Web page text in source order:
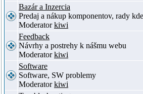
Bazár a Inzercia
Predaj a nákup komponentov, rady
Moderatorkiwi
Feedback
Návrhy a postrehy k nášmu webu
Moderatorkiwi
Software
Software, SW problemy
Moderatorkiwi